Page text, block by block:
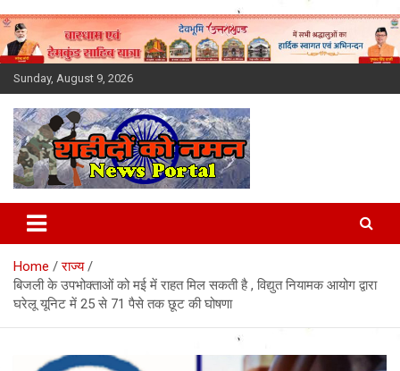
Skip
to
content
Sunday, August 9, 2026
Latest News Today, Breaking
News, Uttarakhand News in
Hindi
Home
राज्य
बिजली के उपभोक्ताओं को मई में राहत मिल सकती है , विद्युत नियामक आयोग द्वारा
घरेलू यूनिट में 25 से 71 पैसे तक छूट की घोषणा